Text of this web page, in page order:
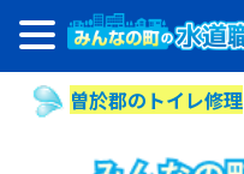
曽於郡のトイレ修理